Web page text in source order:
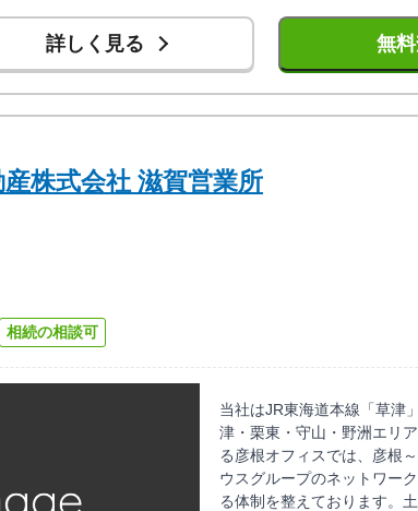
詳しく見る 無
株式会社 滋賀営業所
相続の相談可
当社はJR東海道本線「草津
津・栗東・守山・野洲エリ
る彦根オフィスでは、彦根
ウスグループのネットワー
る体制を整えております。